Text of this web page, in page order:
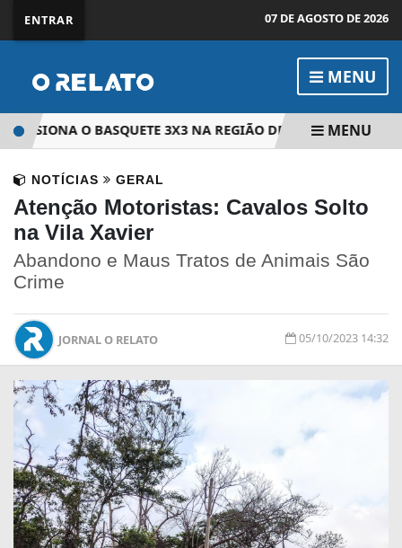
ENTRAR 07 DE AGOSTO DE 2026
MENU
O BASQUETE 3X3 NA REGIÃO DE SOROCABA
MENU
NOTÍCIAS GERAL
Atenção Motoristas: Cavalos Solto
na Vila Xavier
Abandono e Maus Tratos de Animais São
Crime
JORNAL O RELATO 05/10/2023 14:32